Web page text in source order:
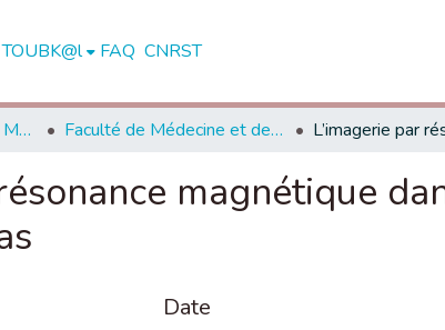
FAQ CNRST
Université Cadi Ayyad - Marrakech Faculté de Médecine et de Pharmacie - Marrakech
magnétique
Date